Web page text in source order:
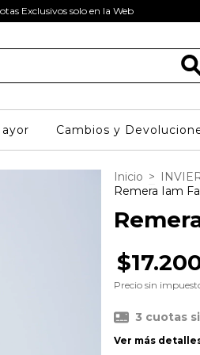
Exclusivos solo en la Web
Cambios y
Inicio >
Remera Iam
Precio sin
3 cuotas
Ver más